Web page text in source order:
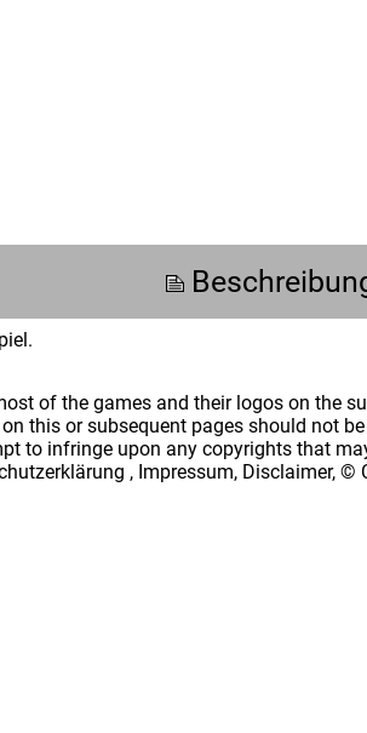
of the games and their logos on the
this or subsequent pages should not
to infringe upon any copyrights that
, Impressum, Disclaimer, ©